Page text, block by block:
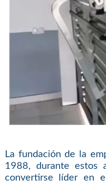
La fundación de la
1988, durante estos
convertirse líder en